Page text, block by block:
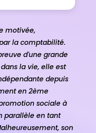
motivée,
la comptabilité.
d'une grande
la vie, elle est
depuis
en 2ème
sociale à
parallèle en tant
son